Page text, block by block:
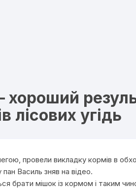
хороший
лісових угідь
провели викладку кормів в
Василь зняв на відео.
брати мішок із кормом і таким